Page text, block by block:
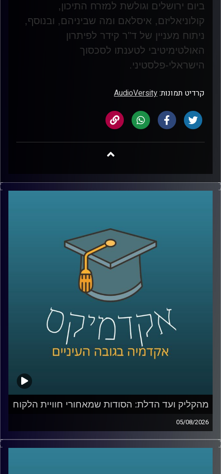
ביום ירושלים וגולשת למזרח התיכון,
קולוניאליזם, איסלאם ומה שביניהם, ובנוסף,
ניתוח מעניין של ד"ר קידר לפיתרון
האולטימיטיבי לטענתו לסכסוך
הישראלי-פלסטיני.
קרדיט תמונות:AudioVersity
מהקליק ועד הדלת: הסודות שמאחורי חוויית הלקוח
05/08/2026
כולנו מזמינים היום כמעט הכול בלחיצת כפתור, אוכל, בגדים,
תרופות, אפילו את הקניות לסוף השבוע. אבל כמה מאיתנו